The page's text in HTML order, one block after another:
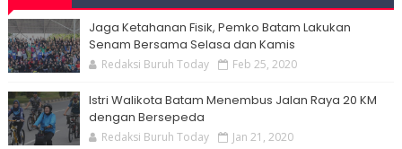
Jaga Ketahanan Fisik, Pemko Batam Lakukan
Senam Bersama Selasa dan Kamis
Redaksi Buruh Today Feb 25, 2020
Istri Walikota Batam Menembus Jalan Raya 20 KM
dengan Bersepeda
Redaksi Buruh Today Jan 21, 2020